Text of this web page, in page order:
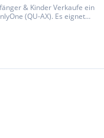
& Kinder Verkaufe ein
(QU-AX). Es eignet